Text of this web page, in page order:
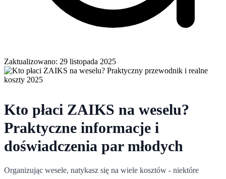
Zaktualizowano: 29 listopada 2025
Kto płaci ZAIKS na weselu?
Praktyczne informacje i
doświadczenia par młodych
Organizując wesele, natykasz się na wiele kosztów - niektóre